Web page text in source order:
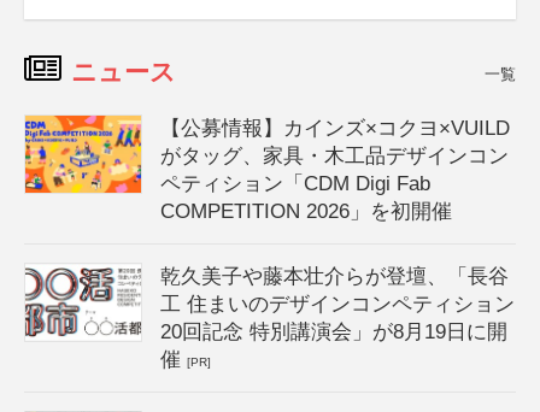
ニュース 一覧
【公募情報】カインズ×コクヨ×VUILD
がタッグ、家具・木工品デザインコン
ペティション「CDM Digi Fab
COMPETITION 2026」を初開催
乾久美子や藤本壮介らが登壇、「長谷
工 住まいのデザインコンペティション
20回記念 特別講演会」が8月19日に開
催[PR]